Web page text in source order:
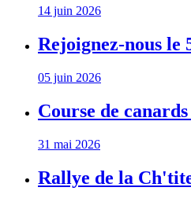
14 juin 2026
Rejoignez-nous le
05 juin 2026
Course de
31 mai 2026
Rallye de la